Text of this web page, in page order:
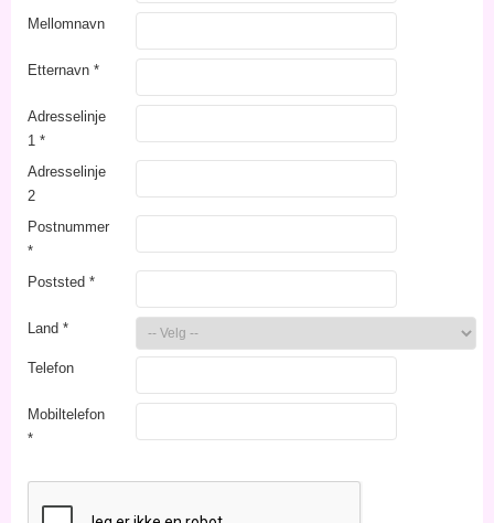
Mellomnavn
Etternavn *
Adresselinje
1 *
Adresselinje
2
Postnummer
*
Poststed *
Land *
Telefon
Mobiltelefon
*